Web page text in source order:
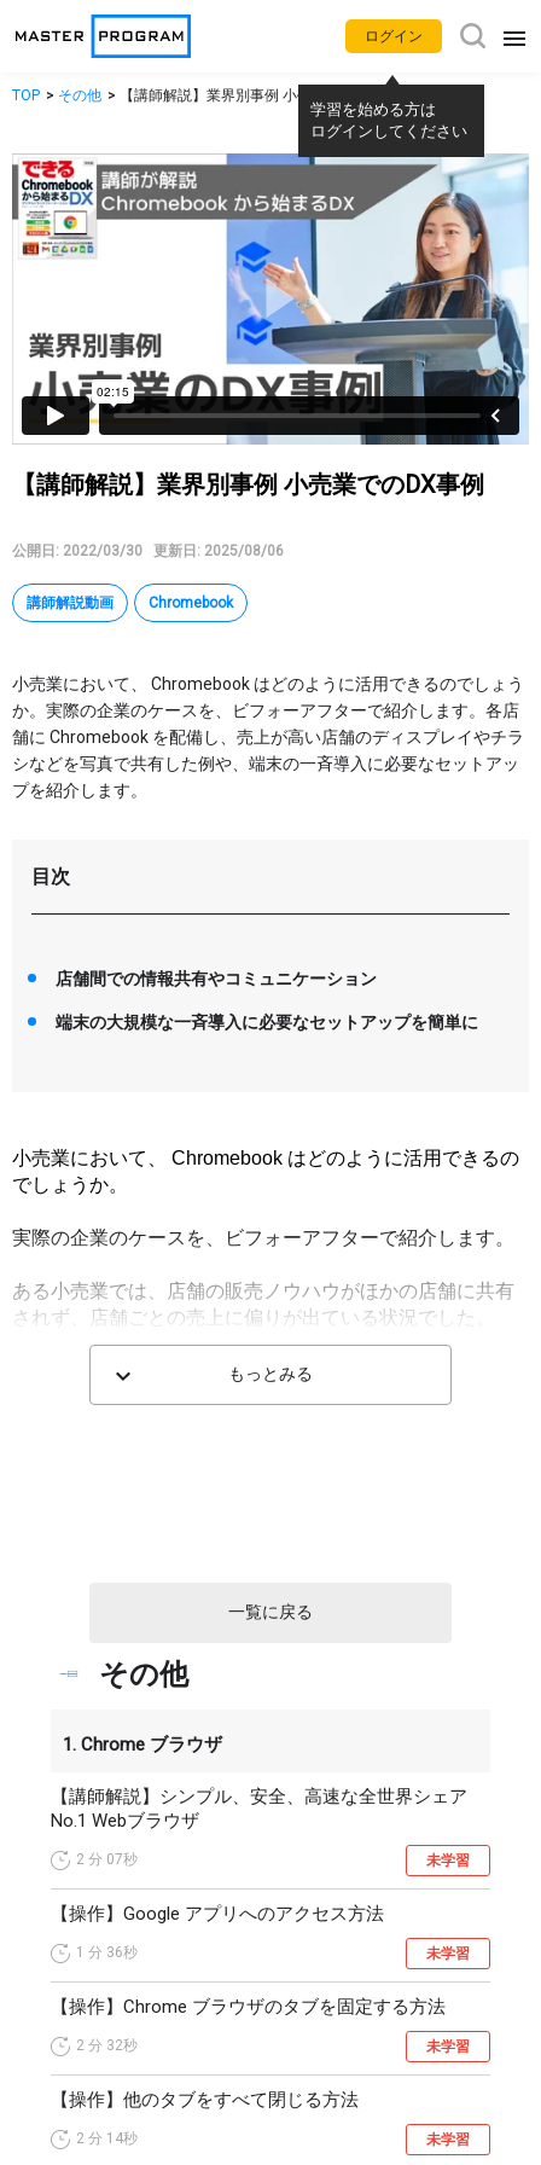
アプリ別使い方動画
Gemini NotebookLM
Gmail Google カレンダー
Google Chat
Google ドライブ Google ドキュメント
Google スプレッドシート Google スライド
Google タスク
その他
特集
マイページ
ヘルプ
ログイン
学習を始める方は
ログインしてください
TOP その他 【講師解説】業界別事例 小売業でのDX事例
その他
1. Chrome ブラウザ
【講師解説】シンプル、安全、高速な全世界シェア
No.1 Webブラウザ
2 分 07秒 未学習
【操作】Google アプリへのアクセス方法
1 分 36秒 未学習
【操作】Chrome ブラウザのタブを固定する方法
2 分 32秒 未学習
【操作】他のタブをすべて閉じる方法
2 分 14秒 未学習
【講師解説】業界別事例 小売業でのDX事例
公開日: 2022/03/30 更新日: 2025/08/06
講師解説動画 Chromebook
小売業において、 Chromebook はどのように活用できるのでしょう
か。実際の企業のケースを、ビフォーアフターで紹介します。各店
舗に Chromebook を配備し、売上が高い店舗のディスプレイやチラ
シなどを写真で共有した例や、端末の一斉導入に必要なセットアッ
プを紹介します。
目次
店舗間での情報共有やコミュニケーション
端末の大規模な一斉導入に必要なセットアップを簡単に
小売業において、 Chromebook はどのように活用できるの
でしょうか。
実際の企業のケースを、ビフォーアフターで紹介します。
ある小売業では、店舗の販売ノウハウがほかの店舗に共有
されず、店舗ごとの売上に偏りが出ている状況でした。
そこで、各店舗に Chromebook を配備し、売上が高い店舗
のディスプレイやチラシなどを、写真で共有することにし
各店舗に新しい端末を導入するには、担当者がひとつひと
つの店舗に足を運ぶなどして対応する必要があり、
る結果、セキュリティ上の懸念から
テレワークなどの新しい働き方に対応ができない状況でし
このような端末の大規模な一斉導入が必要な企業こそ、セ
ットアップが簡単な Chromebook の導入がおすすめです。
セキュリティが担保された Chromebook なら、社内外での
利用が可能になります。
各店舗への端末配備とあわせて、エリアマネージャーやバ
イヤーには1人1台体制を実現しましょう。
ビデオ会議ができるようになり、拠点間の移動にかかって
いたコストを大幅に削減することができます。
Chromebook は様々な業務で活用することができます。
もっとみる
一覧に戻る